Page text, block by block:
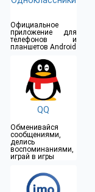
Официальное
приложение для
телефонов и
планшетов Android
QQ
Обменивайся
сообщениями,
делись
воспоминаниями,
играй в игры